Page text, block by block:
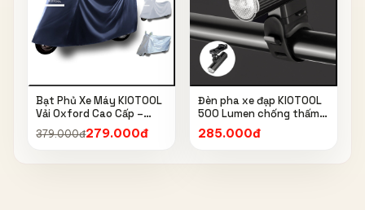
Bạt Phủ Xe Máy KIOTOOL
Vải Oxford Cao Cấp –
Chống Nắng, Chống Mưa,
Chống Bụi, Chống Tia UV,
379.000đ279.000đ
Đèn pha xe đạp KIOTOOL
500 Lumen chống thấm
nước IPX6 6603
285.000đ